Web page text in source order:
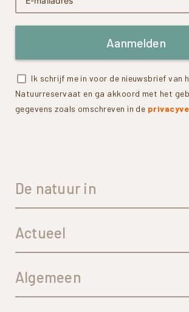
Aanmelden
Ik schrijf me in voor de nieuwsbrief van
Natuurreservaat en ga akkoord met het
gegevens zoals omschreven in de
De natuur in
Actueel
Algemeen